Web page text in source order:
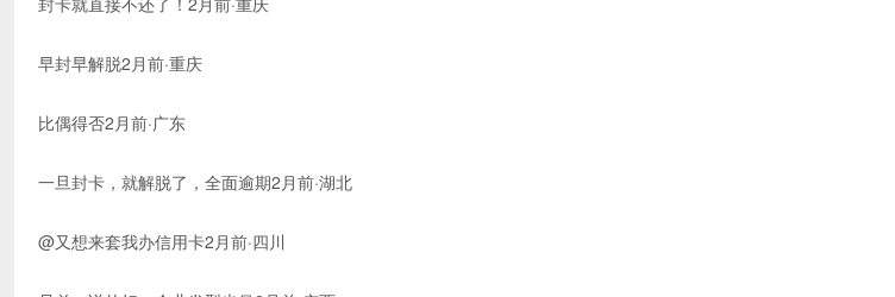
早封早解脱2月前·重庆
比偶得否2月前·广东
一旦封卡，就解脱了，全面逾期2月前·湖北
@又想来套我办信用卡2月前·四川